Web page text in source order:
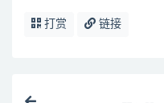
打赏 链接